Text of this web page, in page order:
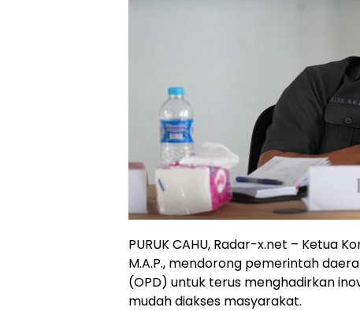
PURUK CAHU, Radar-x.net – Ketua
M.A.P., mendorong pemerintah
(OPD) untuk terus menghadirkan
mudah diakses masyarakat.